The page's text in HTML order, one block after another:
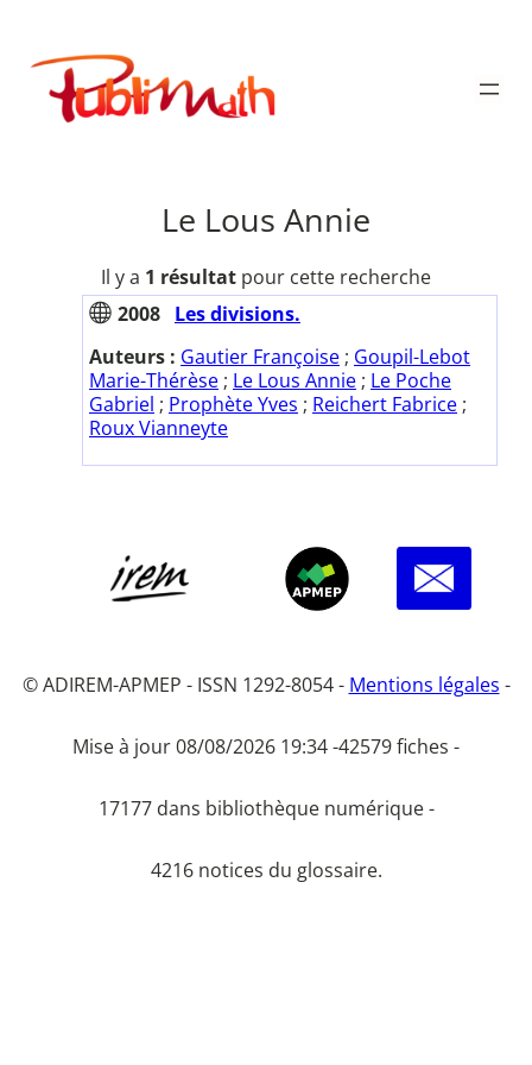
contenu
Publimath
Le Lous Annie
Il y a 1 résultat pour cette recherche
2008 Les divisions.
Auteurs : Gautier Françoise ; Goupil-Lebot
Marie-Thérèse ; Le Lous Annie ; Le Poche
Gabriel ; Prophète Yves ; Reichert Fabrice ;
Roux Vianneyte
© ADIREM-APMEP - ISSN 1292-8054 - Mentions légales -
Mise à jour 08/08/2026 19:34 -42579 fiches -
17177 dans bibliothèque numérique -
4216 notices du glossaire.